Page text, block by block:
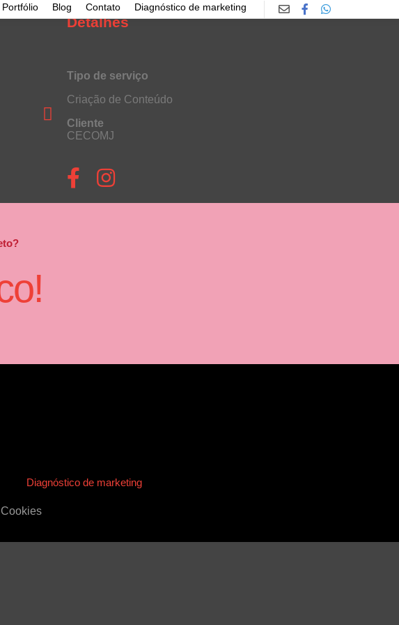
Portfólio Blog Contato Diagnóstico de marketing
Detalhes
Tipo de serviço
Criação de Conteúdo
Cliente
CECOMJ
Diagnóstico de marketing